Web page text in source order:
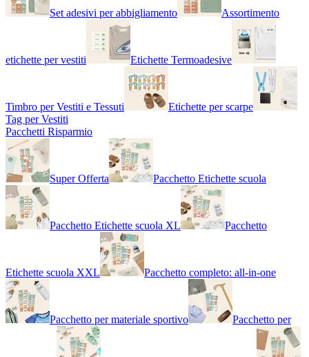
Set adesivi per abbigliamento Assortimento
etichette per vestiti Etichette Termoadesive
Timbro per Vestiti e Tessuti
Etichette per scarpe
Tag per Vestiti
Pacchetti Risparmio
Super Offerta Pacchetto Etichette scuola
Pacchetto Etichette scuola XL Pacchetto
Etichette scuola XXL Pacchetto completo: all-in-one
Pacchetto per materiale sportivo Pacchetto per